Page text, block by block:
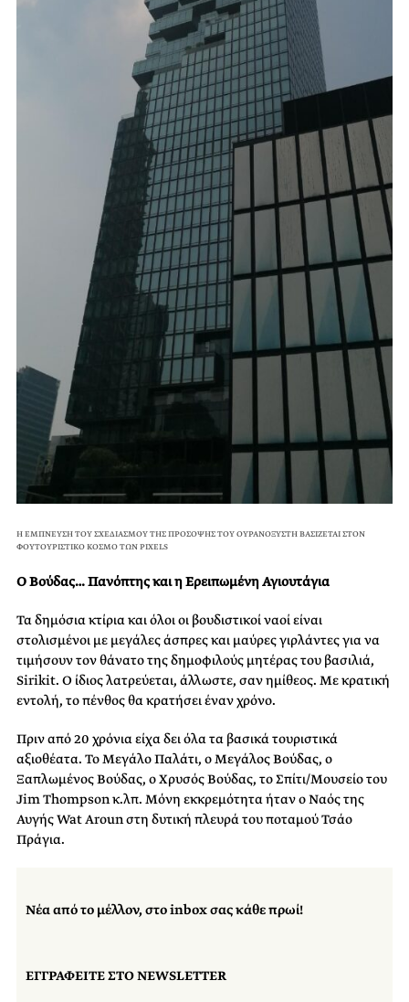
Η ΕΜΠΝΕΥΣΗ ΤΟΥ ΣΧΕΔΙΑΣΜΟΥ ΤΗΣ ΠΡΟΣΟΨΗΣ ΤΟΥ ΟΥΡΑΝΟΞΥΣΤΗ ΒΑΣΙΖΕΤΑΙ ΣΤΟΝ
ΦΟΥΤΟΥΡΙΣΤΙΚΟ ΚΟΣΜΟ ΤΩΝ PIXELS
Ο Βούδας… Πανόπτης και η Ερειπωμένη Αγιουτάγια
Τα δημόσια κτίρια και όλοι οι βουδιστικοί ναοί είναι
στολισμένοι με μεγάλες άσπρες και μαύρες γιρλάντες για να
τιμήσουν τον θάνατο της δημοφιλούς μητέρας του βασιλιά,
Sirikit. Ο ίδιος λατρεύεται, άλλωστε, σαν ημίθεος. Με κρατική
εντολή, το πένθος θα κρατήσει έναν χρόνο.
Πριν από 20 χρόνια είχα δει όλα τα βασικά τουριστικά
αξιοθέατα. Το Μεγάλο Παλάτι, ο Μεγάλος Βούδας, ο
Ξαπλωμένος Βούδας, ο Χρυσός Βούδας, το Σπίτι/Μουσείο του
Jim Thompson κ.λπ. Μόνη εκκρεμότητα ήταν ο Ναός της
Αυγής Wat Aroun στη δυτική πλευρά του ποταμού Τσάο
Πράγια.
Νέα από το μέλλον, στο inbox σας κάθε πρωί!
ΕΓΓΡΑΦΕΙΤΕ ΣΤΟ NEWSLETTER